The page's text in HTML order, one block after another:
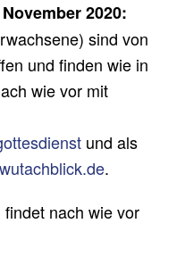
2020:
sind von
und finden wie in
wie vor mit
und als
.
nach wie vor